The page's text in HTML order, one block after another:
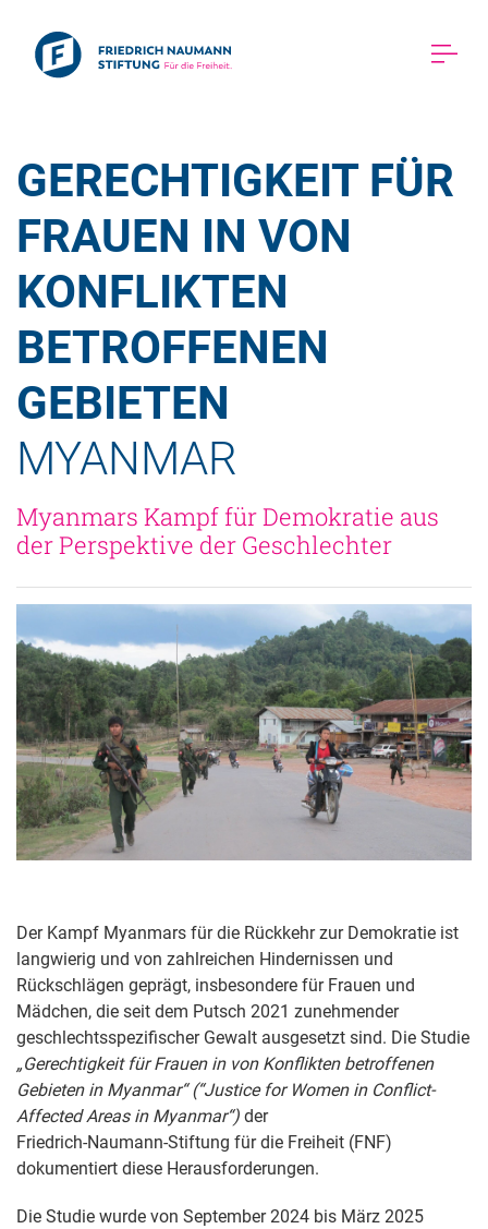
GERECHTIGKEIT FÜR
FRAUEN IN VON
KONFLIKTEN
BETROFFENEN
GEBIETEN
MYANMAR
Myanmars Kampf für Demokratie aus
der Perspektive der Geschlechter
Der Kampf Myanmars für die Rückkehr zur Demokratie ist
langwierig und von zahlreichen Hindernissen und
Rückschlägen geprägt, insbesondere für Frauen und
Mädchen, die seit dem Putsch 2021 zunehmender
geschlechtsspezifischer Gewalt ausgesetzt sind. Die Studie
„Gerechtigkeit für Frauen in von Konflikten betroffenen
Gebieten in Myanmar“ (“Justice for Women in Conflict-
Affected Areas in Myanmar“) der
Friedrich‑Naumann‑Stiftung für die Freiheit (FNF)
dokumentiert diese Herausforderungen.
Die Studie wurde von September 2024 bis März 2025